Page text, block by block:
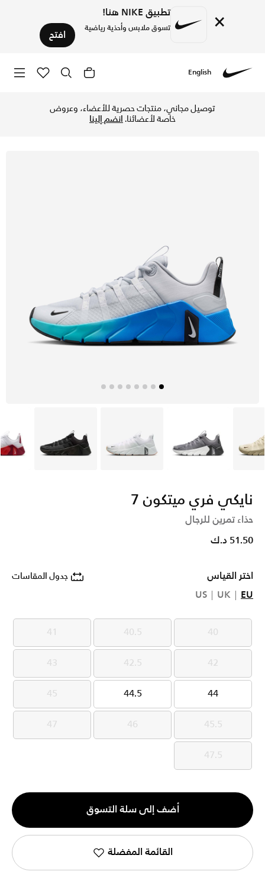
× تطبيق NIKE هنا!
تسوق ملابس وأحذية رياضية افتح
English
توصيل مجاني، منتجات حصرية للأعضاء، وعروض
خاصة لأعضائنا.انضم إلينا
بنى رمادي أبيض أسود
نايكي فري ميتكون 7
حذاء تمرين للرجال
51.50 د.ك
اختر القياس جدول المقاسات
EU
UK
US
40
40
40.5
40.5
41
41
42
42
42.5
42.5
43
43
44
44
44.5
44.5
45
45
45.5
45.5
46
46
47
47
47.5
47.5
الكمية
1
أضف إلى سلة التسوق
القائمة المفضلة